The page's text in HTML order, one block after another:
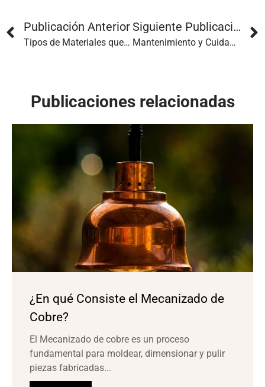
Publicación Anterior
Tipos de Materiales que se Pueden Marcar con Láser
Siguiente Publicación
Mantenimiento y Cuidado de las Herramientas de Mecanizado
Publicaciones relacionadas
¿En qué Consiste el Mecanizado de
Cobre?
El Mecanizado de cobre es un proceso
fundamental para moldear, dimensionar y pulir
piezas fabricadas...